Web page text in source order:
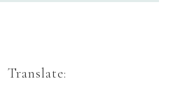
Translate: